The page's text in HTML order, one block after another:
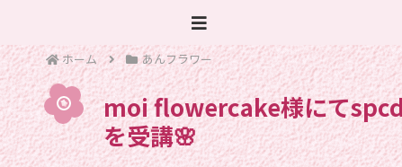
ホーム あんフラワー
moi flowercake様にて
を受講🌸